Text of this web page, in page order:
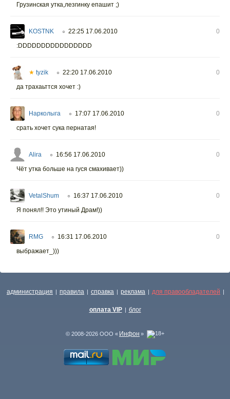
Грузинская утка,лезгинку епашит ;)
KOSTNK ○ 22:25 17.06.2010
0
:DDDDDDDDDDDDDDDD
★ tyzik ○ 22:20 17.06.2010
0
да трахаьттся хочет :)
Нарколыга ○ 17:07 17.06.2010
0
срать хочет сука пернатая!
Alira ○ 16:56 17.06.2010
0
Чёт утка больше на гуся смахивает))
VetalShum ○ 16:37 17.06.2010
0
Я понял!! Это утиный Драм!))
RMG ○ 16:31 17.06.2010
0
выбражает_)))
администрация | правила | справка | реклама | для правообладателей |
оплата VIP | блог
© 2008-2026 ООО « Инфон »